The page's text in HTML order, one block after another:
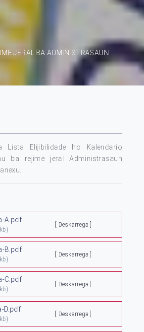
JERAL BA ADMINISTRASAUN
Lista Elijibilidade ho Kalendario
ba rejime jeral Administrasaun
A.pdf
[ Deskarrega ]
B.pdf
[ Deskarrega ]
C.pdf
[ Deskarrega ]
D.pdf
[ Deskarrega ]